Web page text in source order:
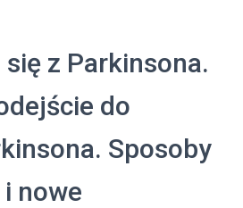
się z Parkinsona.
do
Sposoby
nowe